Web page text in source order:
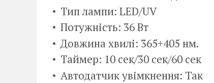
Тип лампи: LED/UV
Потужність: 36 Вт
Довжина хвилі: 365+405 нм.
Таймер: 10 сек/30 сек/60 сек
Автодатчик увімкнення: Так